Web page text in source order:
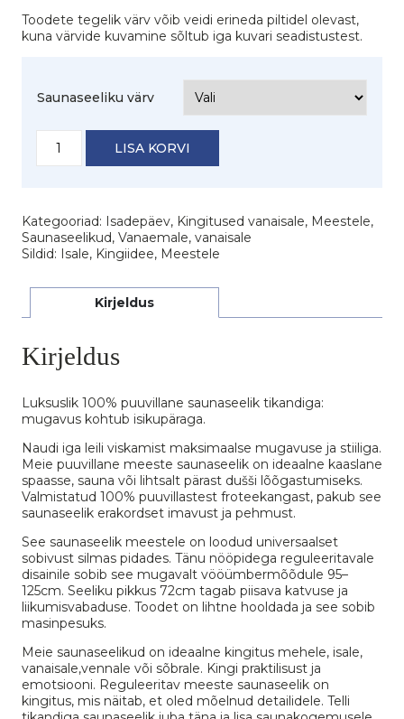
Toodete tegelik värv võib veidi erineda piltidel olevast,
kuna värvide kuvamine sõltub iga kuvari seadistustest.
Saunaseeliku värv
"Tõeline
LISA KORVI
Kategooriad: Isadepäev, Kingitused vanaisale, Meestele,
Saunaseelikud, Vanaemale, vanaisale
Sildid: Isale, Kingiidee, Meestele
Kirjeldus
Kirjeldus
Luksuslik 100% puuvillane saunaseelik tikandiga:
mugavus kohtub isikupäraga.
Naudi iga leili viskamist maksimaalse mugavuse ja stiiliga.
Meie puuvillane meeste saunaseelik on ideaalne kaaslane
spaasse, sauna või lihtsalt pärast dušši lõõgastumiseks.
Valmistatud 100% puuvillastest froteekangast, pakub see
saunaseelik erakordset imavust ja pehmust.
See saunaseelik meestele on loodud universaalset
sobivust silmas pidades. Tänu nööpidega reguleeritavale
disainile sobib see mugavalt vööümbermõõdule 95–
125cm. Seeliku pikkus 72cm tagab piisava katvuse ja
liikumisvabaduse. Toodet on lihtne hooldada ja see sobib
masinpesuks.
Meie saunaseelikud on ideaalne kingitus mehele, isale,
vanaisale,vennale või sõbrale. Kingi praktilisust ja
emotsiooni. Reguleeritav meeste saunaseelik on
kingitus, mis näitab, et oled mõelnud detailidele. Telli